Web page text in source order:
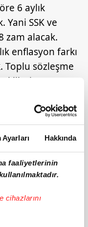
Ayarları Hakkında
faaliyetlerinin
cihazlarını
6 aylık
Yani SSK ve
zam alacak.
enflasyon farkı
Toplu sözleşme